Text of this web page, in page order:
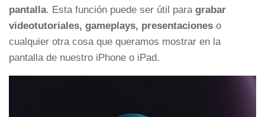
pantalla. Esta función puede ser útil para grabar
videotutoriales, gameplays, presentaciones o
cualquier otra cosa que queramos mostrar en la
pantalla de nuestro iPhone o iPad.